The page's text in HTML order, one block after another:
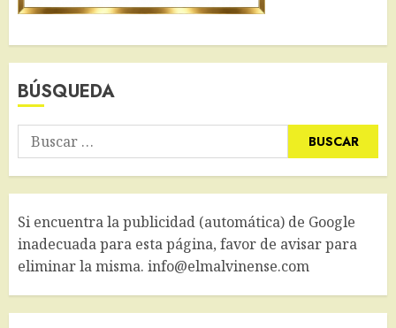
BÚSQUEDA
Buscar:
Si encuentra la publicidad (automática) de Google
inadecuada para esta página, favor de avisar para
eliminar la misma. info@elmalvinense.com